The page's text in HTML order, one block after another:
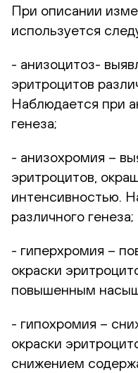
При описании
используется
- анизоцитоз-
эритроцитов
Наблюдается при
генеза;
- анизохромия –
эритроцитов,
интенсивностью.
различного генеза;
- гиперхромия –
окраски
повышенным
- гипохромия –
окраски
снижением